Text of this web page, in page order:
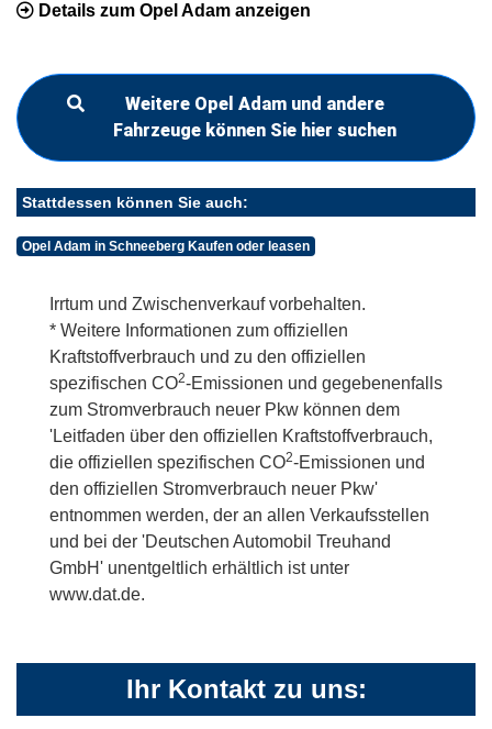
Details zum Opel Adam anzeigen
Weitere Opel Adam und andere
Fahrzeuge können Sie hier suchen
Stattdessen können Sie auch:
Opel Adam in Schneeberg Kaufen oder leasen
Irrtum und Zwischenverkauf vorbehalten.
* Weitere Informationen zum offiziellen
Kraftstoffverbrauch und zu den offiziellen
spezifischen CO2-Emissionen und gegebenenfalls
zum Stromverbrauch neuer Pkw können dem
'Leitfaden über den offiziellen Kraftstoffverbrauch,
die offiziellen spezifischen CO2-Emissionen und
den offiziellen Stromverbrauch neuer Pkw'
entnommen werden, der an allen Verkaufsstellen
und bei der 'Deutschen Automobil Treuhand
GmbH' unentgeltlich erhältlich ist unter
www.dat.de.
Ihr Kontakt zu uns: